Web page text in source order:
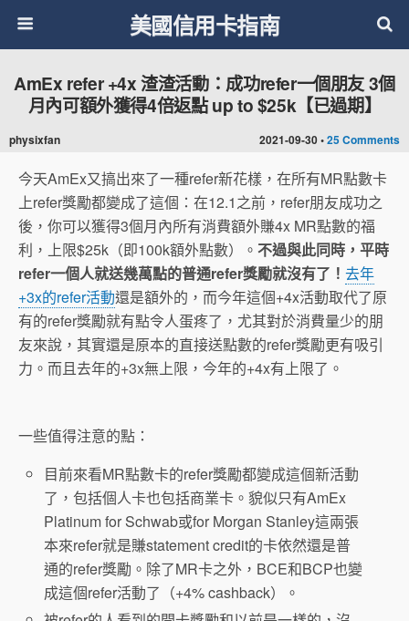
美國信用卡指南
2021-09-30 •25 Comments
AmEx refer +4x 渣渣活動：成功refer一個朋友 3個
月內可額外獲得4倍返點 up to $25k【已過期】
physixfan
今天AmEx又搞出來了一種refer新花樣，在所有MR點數卡
上refer獎勵都變成了這個：在12.1之前，refer朋友成功之
後，你可以獲得3個月內所有消費額外賺4x MR點數的福
利，上限$25k（即100k額外點數）。 不過與此同時，平時
refer一個人就送幾萬點的普通refer獎勵就沒有了！ 去年
+3x的refer活動還是額外的，而今年這個+4x活動取代了原
有的refer獎勵就有點令人蛋疼了，尤其對於消費量少的朋
友來說，其實還是原本的直接送點數的refer獎勵更有吸引
力。而且去年的+3x無上限，今年的+4x有上限了。
一些值得注意的點：
目前來看MR點數卡的refer獎勵都變成這個新活動
了，包括個人卡也包括商業卡。貌似只有AmEx
Platinum for Schwab或for Morgan Stanley這兩張
本來refer就是賺statement credit的卡依然還是普
通的refer獎勵。除了MR卡之外，BCE和BCP也變
成這個refer活動了（+4% cashback）。